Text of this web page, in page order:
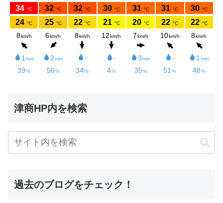
津商HP内を検索
過去のブログをチェック！